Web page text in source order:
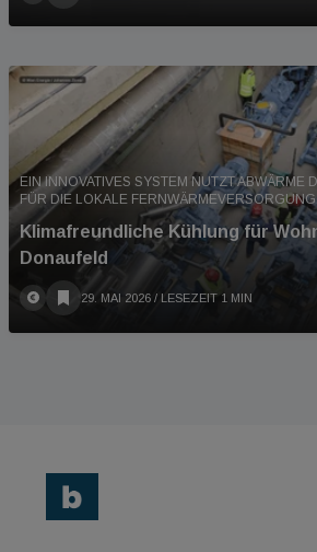
EIN INNOVATIVES SYSTEM NUTZT ABWÄRME
FÜR DIE LOKALE FERNWÄRMEVERSORGUNG.
Klimafreundliche Kühlung für
Donaufeld
29. MAI 2026 / LESEZEIT 1 MIN